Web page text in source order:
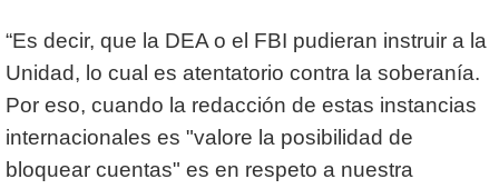
“Es decir, que la DEA o el FBI pudieran instruir a la
Unidad, lo cual es atentatorio contra la soberanía.
Por eso, cuando la redacción de estas instancias
internacionales es "valore la posibilidad de
bloquear cuentas" es en respeto a nuestra